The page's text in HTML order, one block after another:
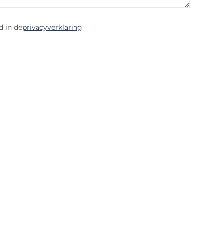
in deprivacyverklaring